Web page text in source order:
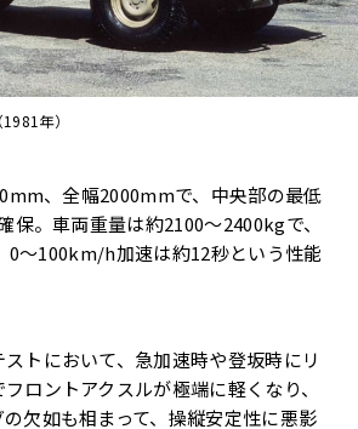
年）
、全幅2000mmで、中央部の最低
保。車両重量は約2100〜2400kgで、
〜100km/h加速は約12秒という性能
トにおいて、急加速時や登坂時にリ
ロントアクスルが極端に軽くなり、
欠如も相まって、操縦安定性に悪影